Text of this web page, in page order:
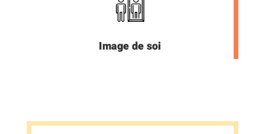
Image de soi